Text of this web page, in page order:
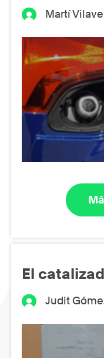
Martí
El
Judit